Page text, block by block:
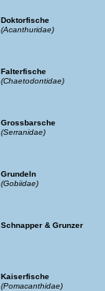
Doktorfische
(Acanthuridae)
Falterfische
(Chaetodontidae)
Grossbarsche
(Serranidae)
Grundeln
(Gobiidae)
Schnapper & Grunzer
Kaiserfische
(Pomacanthidae)